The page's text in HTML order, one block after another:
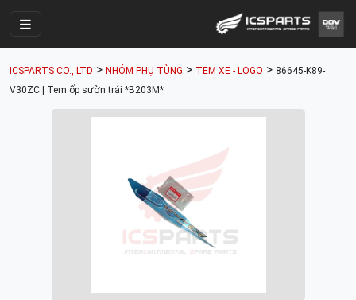
Cửa Hàng
Parts Catalogue
Nhóm Phụ Tùng
Tài khoản
ICSPARTS CO., LTD > NHÓM PHỤ TÙNG > TEM XE - LOGO > 86645-K89-
V30ZC | Tem ốp sườn trái *B203M*